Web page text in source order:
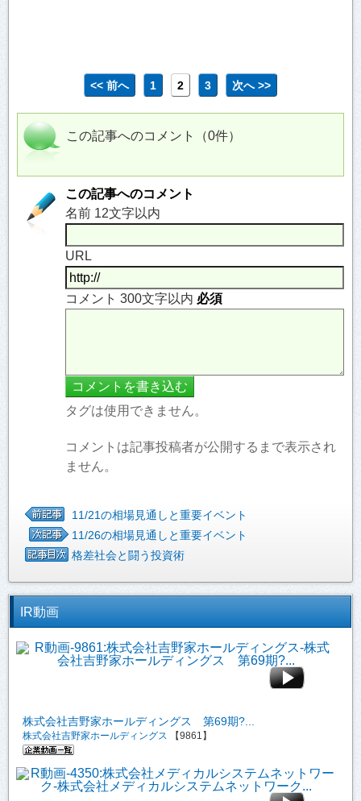
<< 前へ 1 2 3 次へ >>
この記事へのコメント（0件）
この記事へのコメント
名前 12文字以内
URL
コメント 300文字以内 必須
タグは使用できません。
コメントは記事投稿者が公開するまで表示され
ません。
11/21の相場見通しと重要イベント
11/26の相場見通しと重要イベント
格差社会と闘う投資術
IR動画
株式会社吉野家ホールディングス 第69期?...
株式会社吉野家ホールディングス 【9861】